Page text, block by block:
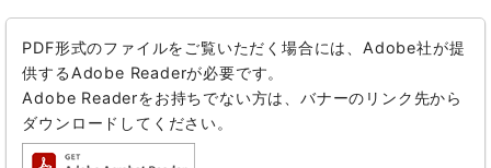
PDF形式のファイルをご覧いただく場合には、Adobe社が提
供するAdobe Readerが必要です。
Adobe Readerをお持ちでない方は、バナーのリンク先から
ダウンロードしてください。